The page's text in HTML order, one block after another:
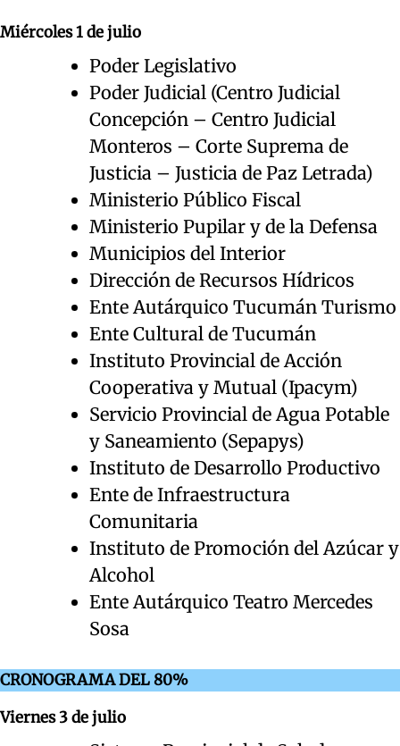
Miércoles 1 de julio
Poder Legislativo
Poder Judicial (Centro Judicial
Concepción – Centro Judicial
Monteros – Corte Suprema de
Justicia – Justicia de Paz Letrada)
Ministerio Público Fiscal
Ministerio Pupilar y de la Defensa
Municipios del Interior
Dirección de Recursos Hídricos
Ente Autárquico Tucumán Turismo
Ente Cultural de Tucumán
Instituto Provincial de Acción
Cooperativa y Mutual (Ipacym)
Servicio Provincial de Agua Potable
y Saneamiento (Sepapys)
Instituto de Desarrollo Productivo
Ente de Infraestructura
Comunitaria
Instituto de Promoción del Azúcar y
Alcohol
Ente Autárquico Teatro Mercedes
Sosa
CRONOGRAMA DEL 80%
Viernes 3 de julio